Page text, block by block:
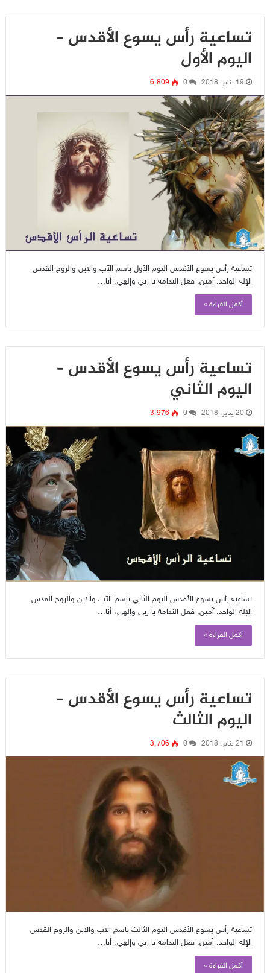
تساعية رأس يسوع الأقدس –
اليوم الأول
19 يناير، 2018 0 6٬809
تساعية رأس يسوع الأقدس اليوم الأول باسم الآب والابن والروح القدس
الإله الواحد. آمين. فعل الندامة يا ربي وإلهي، أنا…
أكمل القراءة »
تساعية رأس يسوع الأقدس –
اليوم الثاني
20 يناير، 2018 0 3٬976
تساعية رأس يسوع الأقدس اليوم الثاني باسم الآب والابن والروح القدس
الإله الواحد. آمين. فعل الندامة يا ربي وإلهي، أنا…
أكمل القراءة »
تساعية رأس يسوع الأقدس –
اليوم الثالث
21 يناير، 2018 0 3٬706
تساعية رأس يسوع الأقدس اليوم الثالث باسم الآب والابن والروح القدس
الإله الواحد. آمين. فعل الندامة يا ربي وإلهي، أنا…
أكمل القراءة »